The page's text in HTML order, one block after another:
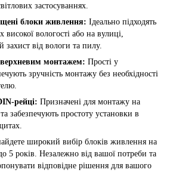
застосуваннях.
блоки живлення: Ідеально підходять
високої вологості або на вулиці,
захист від вологи та пилу.
монтажем: Прості у
зручність монтажу без необхідності
рейці: Призначені для монтажу на
забезпечують простоту установки в
широкий вибір блоків живлення на
5 років. Незалежно від вашої потреби та
відповідне рішення для вашого